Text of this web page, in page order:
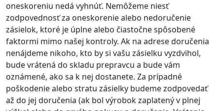
oneskoreniu nedá vyhnúť. Nemôžeme niesť
zodpovednosť za oneskorenie alebo nedoručenie
zásielok, ktoré je úplne alebo čiastočne spôsobené
faktormi mimo našej kontroly. Ak na adrese doručenia
nenájdeme nikoho, kto by si vašu zásielku vyzdvihol,
bude vrátená do skladu prepravcu a bude vám
oznámené, ako sa k nej dostanete. Za prípadné
poškodenie alebo stratu zásielky budeme zodpovedať
až do jej doručenia (ak bol výrobok zaplatený v plnej